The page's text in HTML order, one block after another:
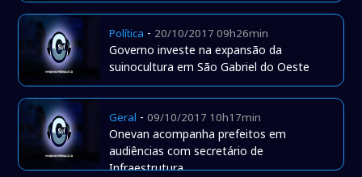
Política - 20/10/2017 09h26min
Governo investe na expansão da
suinocultura em São Gabriel do Oeste
Geral -09/10/2017 10h17min
Onevan acompanha prefeitos em
audiências com secretário de
Infraestrutura